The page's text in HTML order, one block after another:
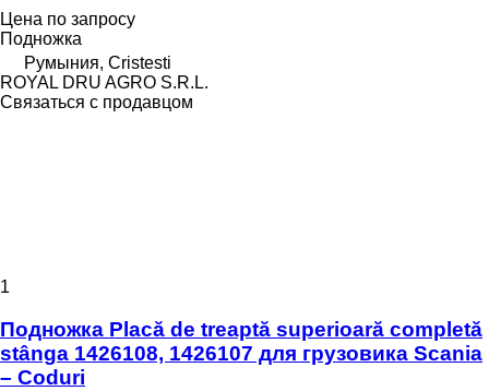
Цена по запросу
Подножка
Румыния, Cristesti
ROYAL DRU AGRO S.R.L.
Связаться с продавцом
1
Подножка Placă de treaptă superioară completă
stânga 1426108, 1426107 для грузовика Scania
– Coduri